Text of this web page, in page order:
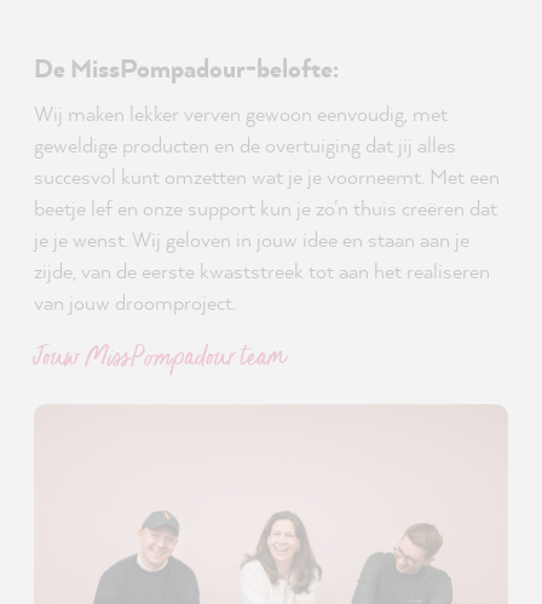
De MissPompadour-belofte:
Wij maken lekker verven gewoon eenvoudig, met
geweldige producten en de overtuiging dat jij alles
succesvol kunt omzetten wat je je voorneemt. Met een
beetje lef en onze support kun je zo'n thuis creëren dat
je je wenst. Wij geloven in jouw idee en staan aan je
zijde, van de eerste kwaststreek tot aan het realiseren
van jouw droomproject.
Jouw MissPompadour team